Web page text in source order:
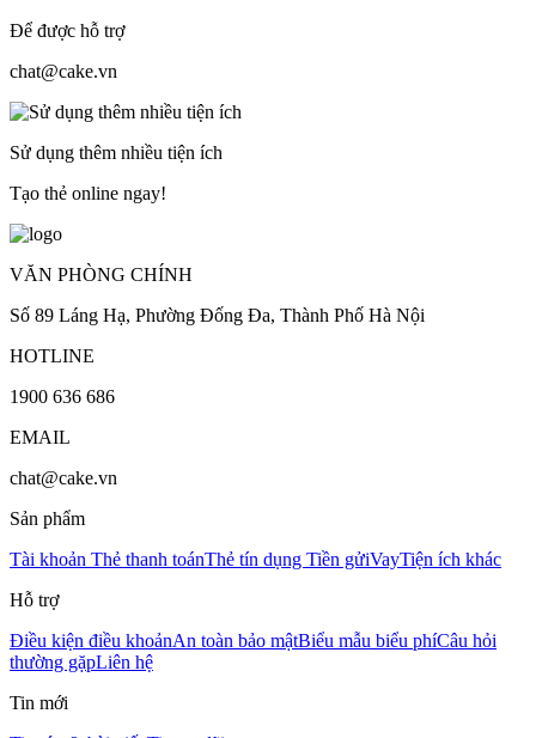
Để được hỗ trợ
chat@cake.vn
Sử dụng thêm nhiều tiện ích
Tạo thẻ online ngay!
VĂN PHÒNG CHÍNH
Số 89 Láng Hạ, Phường Đống Đa, Thành Phố Hà Nội
HOTLINE
1900 636 686
EMAIL
chat@cake.vn
Sản phẩm
Tài khoản Thẻ thanh toánThẻ tín dụng Tiền gửiVayTiện ích khác
Hỗ trợ
Điều kiện điều khoảnAn toàn bảo mậtBiểu mẫu biểu phíCâu hỏi
thường gặpLiên hệ
Tin mới